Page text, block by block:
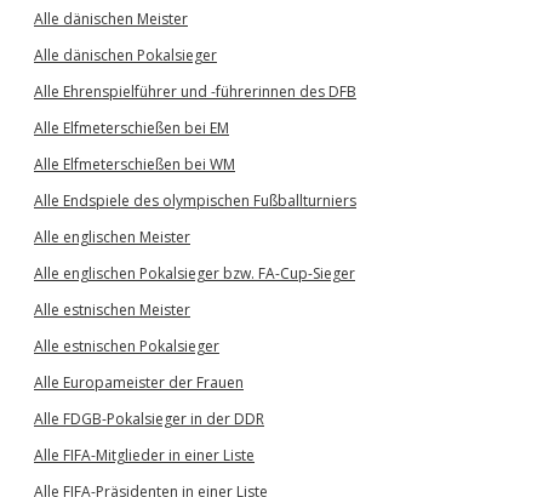
Alle dänischen Meister
Alle dänischen Pokalsieger
Alle Ehrenspielführer und -führerinnen des DFB
Alle Elfmeterschießen bei EM
Alle Elfmeterschießen bei WM
Alle Endspiele des olympischen Fußballturniers
Alle englischen Meister
Alle englischen Pokalsieger bzw. FA-Cup-Sieger
Alle estnischen Meister
Alle estnischen Pokalsieger
Alle Europameister der Frauen
Alle FDGB-Pokalsieger in der DDR
Alle FIFA-Mitglieder in einer Liste
Alle FIFA-Präsidenten in einer Liste